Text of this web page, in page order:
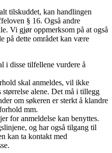
tilskuddet, kan handlingen
§ 16. Også andre
Vi gjør oppmerksom på at også
på dette området kan være
i disse tilfellene vurdere å
skal anmeldes, vil ikke
alene. Det må i tillegg
om søkeren er sterkt å klandre
mm.
for anmeldelse kan benyttes.
og har også tilgang til
kan ta kontakt med